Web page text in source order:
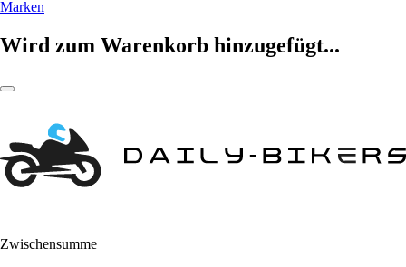
Marken
Wird zum Warenkorb hinzugefügt...
Zwischensumme